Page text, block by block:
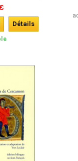
interviews
et de musiciens
et tout ce qu’ils
enquête
surprendre ! En
Détails